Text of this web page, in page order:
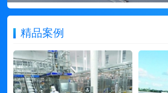
精品案例